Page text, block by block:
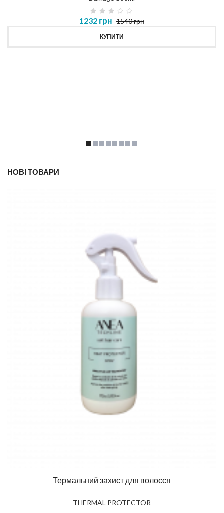
1232 грн 1540 грн
КУПИТИ
НОВІ ТОВАРИ
Термальний захист для волосся
THERMAL PROTECTOR